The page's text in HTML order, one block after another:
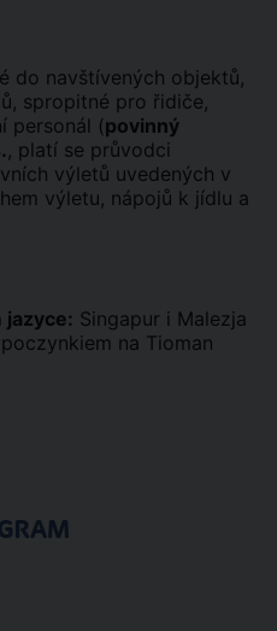
do navštívených objektů,
spropitné pro řidiče,
personál (povinný
, platí se průvodci
výletů uvedených v
výletu, nápojů k jídlu a
jazyce: Singapur i Malezja
na Tioman